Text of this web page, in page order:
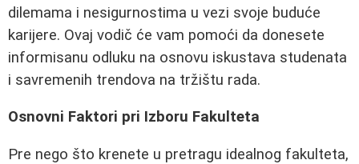
dilemama i nesigurnostima u vezi svoje buduće
karijere. Ovaj vodič će vam pomoći da donesete
informisanu odluku na osnovu iskustava studenata
i savremenih trendova na tržištu rada.
Osnovni Faktori pri Izboru Fakulteta
Pre nego što krenete u pretragu idealnog fakulteta,